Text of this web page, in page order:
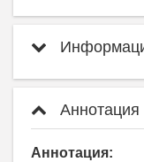
Аннотация: